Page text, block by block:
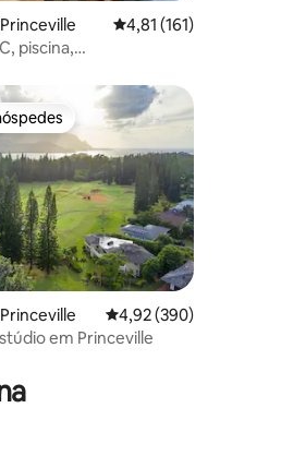
5, 107 avaliações4,81 de uma avaliação
4,81 (161)
piscina,
5, 389 avaliações4,92 de uma avaliação
4,92 (390)
em Princeville